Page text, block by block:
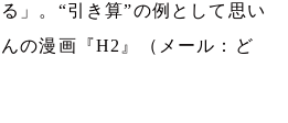
」。“引き算”の例として思い
の漫画『H2 』（メール：ど